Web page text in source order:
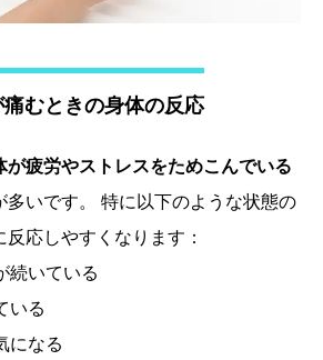
むときの身体の反応
が疲労やストレスをためこんでいる
多いです。 特に以下のような状態の
応しやすくなります：
続いている
いる
になる